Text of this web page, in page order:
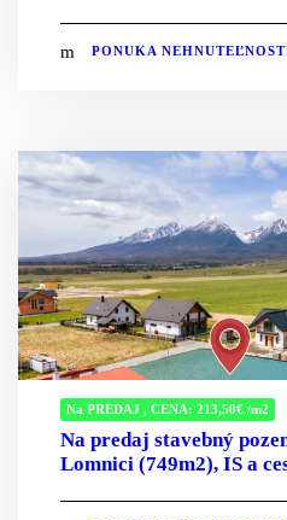
PONUKA
Na predaj stavebný
Lomnici (749m2), IS a
Na PREDAJ , CENA: 213,50€ /m2